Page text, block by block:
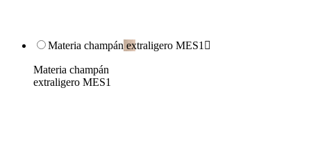
Materia champán extraligero MES1 
Materia champán
extraligero MES1